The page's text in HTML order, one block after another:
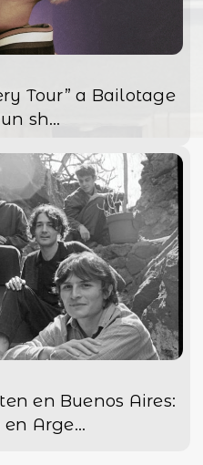
Tour” a Bailotage
sh...
en Buenos Aires:
Arge...